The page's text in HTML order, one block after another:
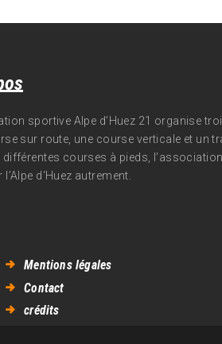
sportive Alpe d’Huez 21 organise
sur route, une course verticale et un
différentes courses à pieds,
d‘Huez autrement.
Mentions légales
Contact
crédits